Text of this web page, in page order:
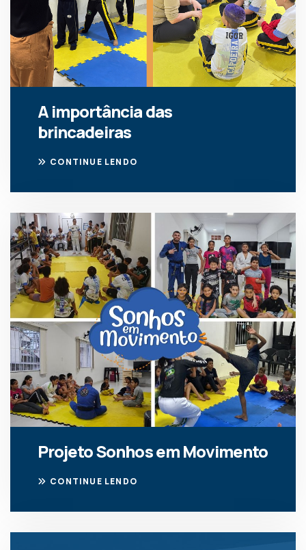
A importância das
brincadeiras
CONTINUE LENDO
Projeto Sonhos em Movimento
CONTINUE LENDO